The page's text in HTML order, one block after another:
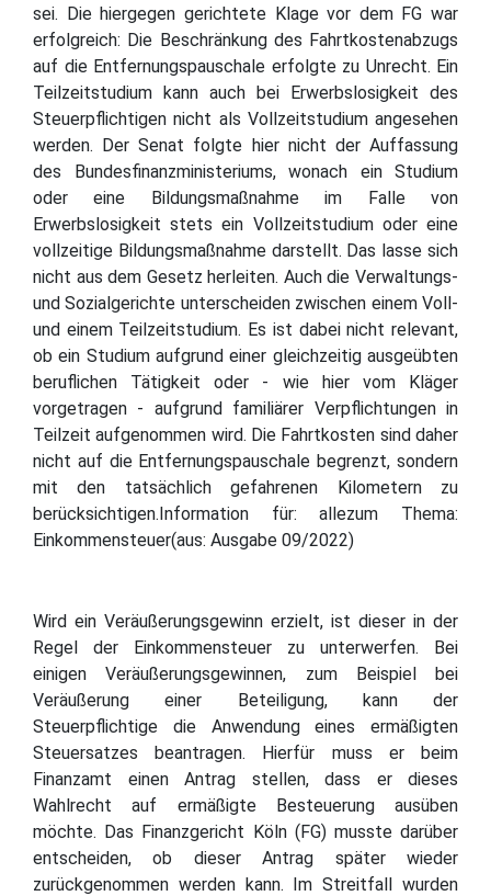
sei. Die hiergegen gerichtete Klage vor dem FG war
erfolgreich: Die Beschränkung des Fahrtkostenabzugs
auf die Entfernungspauschale erfolgte zu Unrecht. Ein
Teilzeitstudium kann auch bei Erwerbslosigkeit des
Steuerpflichtigen nicht als Vollzeitstudium angesehen
werden. Der Senat folgte hier nicht der Auffassung
des Bundesfinanzministeriums, wonach ein Studium
oder eine Bildungsmaßnahme im Falle von
Erwerbslosigkeit stets ein Vollzeitstudium oder eine
vollzeitige Bildungsmaßnahme darstellt. Das lasse sich
nicht aus dem Gesetz herleiten. Auch die Verwaltungs-
und Sozialgerichte unterscheiden zwischen einem Voll-
und einem Teilzeitstudium. Es ist dabei nicht relevant,
ob ein Studium aufgrund einer gleichzeitig ausgeübten
beruflichen Tätigkeit oder - wie hier vom Kläger
vorgetragen - aufgrund familiärer Verpflichtungen in
Teilzeit aufgenommen wird. Die Fahrtkosten sind daher
nicht auf die Entfernungspauschale begrenzt, sondern
mit den tatsächlich gefahrenen Kilometern zu
berücksichtigen.Information für: allezum Thema:
Einkommensteuer(aus: Ausgabe 09/2022)
Wird ein Veräußerungsgewinn erzielt, ist dieser in der
Regel der Einkommensteuer zu unterwerfen. Bei
einigen Veräußerungsgewinnen, zum Beispiel bei
Veräußerung einer Beteiligung, kann der
Steuerpflichtige die Anwendung eines ermäßigten
Steuersatzes beantragen. Hierfür muss er beim
Finanzamt einen Antrag stellen, dass er dieses
Wahlrecht auf ermäßigte Besteuerung ausüben
möchte. Das Finanzgericht Köln (FG) musste darüber
entscheiden, ob dieser Antrag später wieder
zurückgenommen werden kann. Im Streitfall wurden